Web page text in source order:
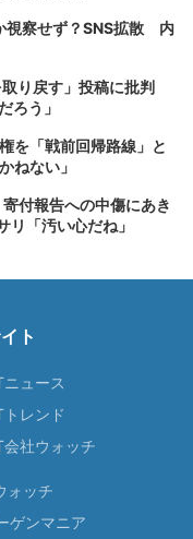
視察せず？SNS拡散 内
り戻す」投稿に批判
ろう」
を「戦前回帰路線」と
ねない」
付報告への中傷にあき
リ「汚い心だね」
ト
ュース
レンド
社ウォッチ
ォッチ
ゲンマニア